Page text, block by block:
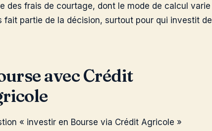
des frais de courtage, dont le mode de calcul varie
fait partie de la décision, surtout pour qui investit de
avec Crédit
« investir en Bourse via Crédit Agricole »